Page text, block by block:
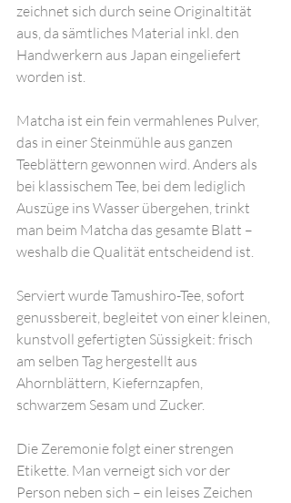
zeichnet sich durch seine Originaltität
aus, da sämtliches Material inkl. den
Handwerkern aus Japan eingeliefert
worden ist.
Matcha ist ein fein vermahlenes Pulver,
das in einer Steinmühle aus ganzen
Teeblättern gewonnen wird. Anders als
bei klassischem Tee, bei dem lediglich
Auszüge ins Wasser übergehen, trinkt
man beim Matcha das gesamte Blatt –
weshalb die Qualität entscheidend ist.
Serviert wurde Tamushiro-Tee, sofort
genussbereit, begleitet von einer kleinen,
kunstvoll gefertigten Süssigkeit: frisch
am selben Tag hergestellt aus
Ahornblättern, Kiefernzapfen,
schwarzem Sesam und Zucker.
Die Zeremonie folgt einer strengen
Etikette. Man verneigt sich vor der
Person neben sich – ein leises Zeichen